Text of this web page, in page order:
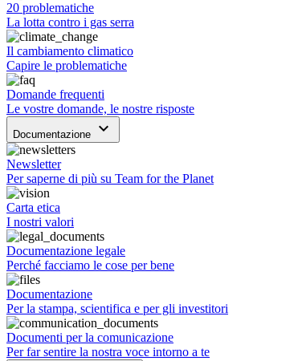
20 problematiche
La lotta contro i gas serra
Il cambiamento climatico
Capire le problematiche
Domande frequenti
Le vostre domande, le nostre risposte
Documentazione keyboard_arrow_down
Newsletter
Per saperne di più su Team for the Planet
Carta etica
I nostri valori
Documentazione legale
Perché facciamo le cose per bene
Documentazione
Per la stampa, scientifica e per gli investitori
Documenti per la comunicazione
Per far sentire la nostra voce intorno a te